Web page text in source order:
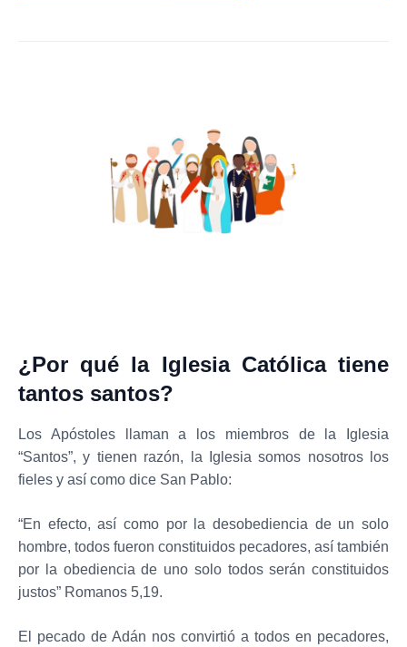
¿Por qué la Iglesia Católica tiene
tantos santos?
Los Apóstoles llaman a los miembros de la Iglesia
“Santos”, y tienen razón, la Iglesia somos nosotros los
fieles y así como dice San Pablo:
“En efecto, así como por la desobediencia de un solo
hombre, todos fueron constituidos pecadores, así también
por la obediencia de uno solo todos serán constituidos
justos” Romanos 5,19.
El pecado de Adán nos convirtió a todos en pecadores,